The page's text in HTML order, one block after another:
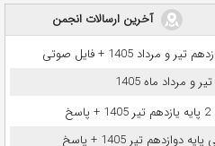
آخرین ارسالات انجمن
و مرداد ماه 1405
تیر 1405 + پاسخ